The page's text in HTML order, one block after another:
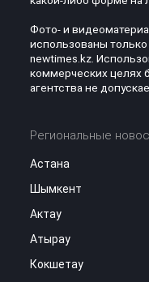
Фото- и
использованы только
newtimes.kz.
коммерческих целях
агентства не
Региональные
Астана
Шымкент
Актау
Атырау
Кокшетау